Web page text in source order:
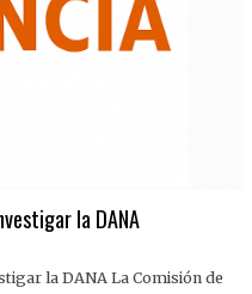
la DANA
la DANA La Comisión de